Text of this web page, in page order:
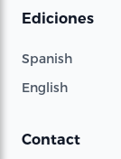
Ediciones
Spanish
English
Contact